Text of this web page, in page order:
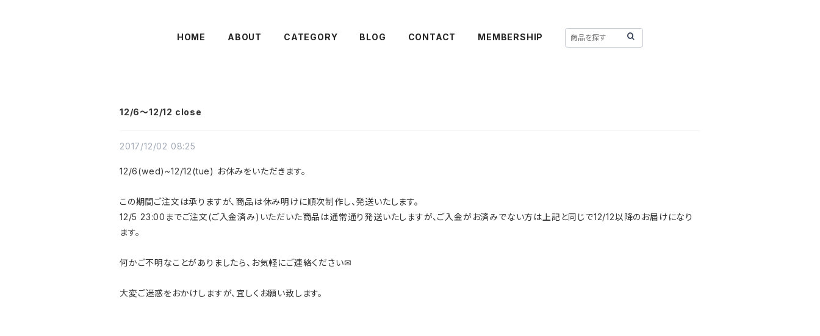
HOME ABOUT CATEGORY BLOG CONTACT MEMBERSHIP
12/6〜12/12 close
2017/12/02 08:25
12/6(wed)~12/12(tue) お休みをいただきます。
この期間ご注文は承りますが、商品は休み明けに順次制作し、発送いたします。
12/5 23:00までご注文(ご入金済み)いただいた商品は通常通り発送いたしますが、ご入金がお済みでない方は上記と同じで12/12以降のお届けになり
ます。
何かご不明なことがありましたら、お気軽にご連絡ください✉︎
大変ご迷惑をおかけしますが、宜しくお願い致します。